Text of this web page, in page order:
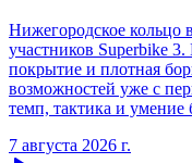
Нижегородское кольцо
участников Superbike
покрытие и плотная
возможностей уже с
темп, тактика и умение
7 августа 2026 г.